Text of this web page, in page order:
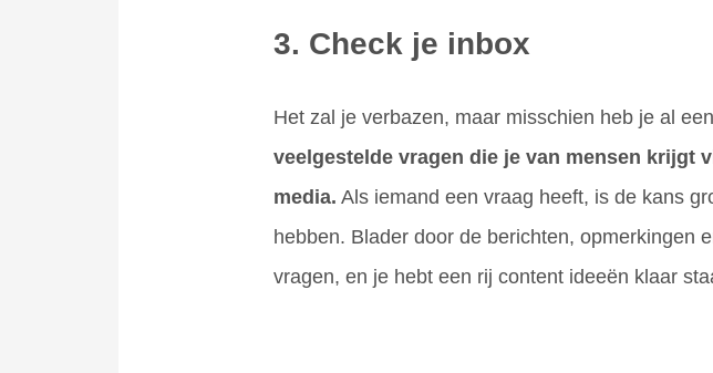
3. Check je inbox
Het zal je verbazen, maar misschien heb je al
veelgestelde vragen die je van mensen krijgt
media. Als iemand een vraag heeft, is de kans
hebben. Blader door de berichten, opmerkingen
vragen, en je hebt een rij content ideeën klaar